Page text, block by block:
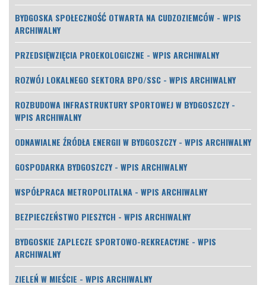
BYDGOSKA SPOŁECZNOŚĆ OTWARTA NA CUDZOZIEMCÓW - WPIS
ARCHIWALNY
PRZEDSIĘWZIĘCIA PROEKOLOGICZNE - WPIS ARCHIWALNY
ROZWÓJ LOKALNEGO SEKTORA BPO/SSC - WPIS ARCHIWALNY
ROZBUDOWA INFRASTRUKTURY SPORTOWEJ W BYDGOSZCZY -
WPIS ARCHIWALNY
ODNAWIALNE ŹRÓDŁA ENERGII W BYDGOSZCZY - WPIS ARCHIWALNY
GOSPODARKA BYDGOSZCZY - WPIS ARCHIWALNY
WSPÓŁPRACA METROPOLITALNA - WPIS ARCHIWALNY
BEZPIECZEŃSTWO PIESZYCH - WPIS ARCHIWALNY
BYDGOSKIE ZAPLECZE SPORTOWO-REKREACYJNE - WPIS
ARCHIWALNY
ZIELEŃ W MIEŚCIE - WPIS ARCHIWALNY